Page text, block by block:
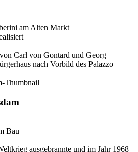
am Alten Markt
Carl von Gontard und Georg
nach Vorbild des Palazzo
Bau
ausgebrannte und im Jahr 1968